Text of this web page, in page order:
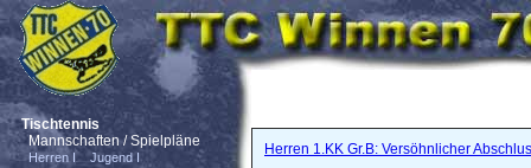
Tischtennis
Mannschaften / Spielpläne
Herren I Jugend I Herren 1.KK Gr.B: Versöhnlicher